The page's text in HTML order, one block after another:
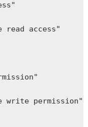
read access"
write